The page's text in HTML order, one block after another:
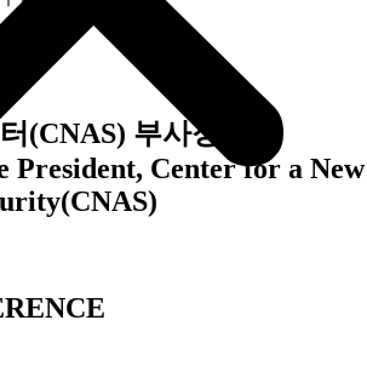
(CNAS) 부사장
President, Center for a New